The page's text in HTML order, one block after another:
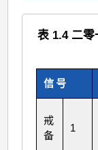
表 1.4 二零
信号
戒
备
1